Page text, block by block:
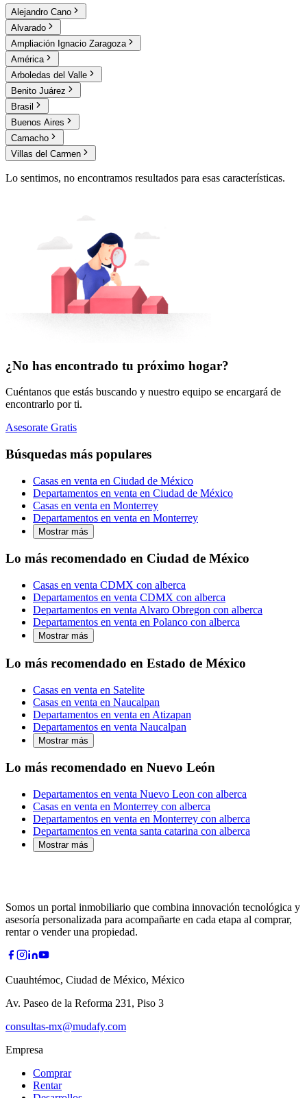
Alejandro Cano
Alvarado
Ampliación Ignacio Zaragoza
América
Arboledas del Valle
Benito Juárez
Brasil
Buenos Aires
Camacho
Villas del Carmen
Lo sentimos, no encontramos resultados para esas características.
¿No has encontrado tu próximo hogar?
Cuéntanos que estás buscando y nuestro equipo se encargará de
encontrarlo por ti.
Asesorate Gratis
Búsquedas más populares
Casas en venta en Ciudad de México
Departamentos en venta en Ciudad de México
Casas en venta en Monterrey
Departamentos en venta en Monterrey
Mostrar más
Lo más recomendado en Ciudad de México
Casas en venta CDMX con alberca
Departamentos en venta CDMX con alberca
Departamentos en venta Alvaro Obregon con alberca
Departamentos en venta en Polanco con alberca
Mostrar más
Lo más recomendado en Estado de México
Casas en venta en Satelite
Casas en venta en Naucalpan
Departamentos en venta en Atizapan
Departamentos en venta Naucalpan
Mostrar más
Lo más recomendado en Nuevo León
Departamentos en venta Nuevo Leon con alberca
Casas en venta en Monterrey con alberca
Departamentos en venta en Monterrey con alberca
Departamentos en venta santa catarina con alberca
Mostrar más
Somos un portal inmobiliario que combina innovación tecnológica y
asesoría personalizada para acompañarte en cada etapa al comprar,
rentar o vender una propiedad.
Cuauhtémoc, Ciudad de México, México
Av. Paseo de la Reforma 231, Piso 3
consultas-mx@mudafy.com
Empresa
Comprar
Rentar